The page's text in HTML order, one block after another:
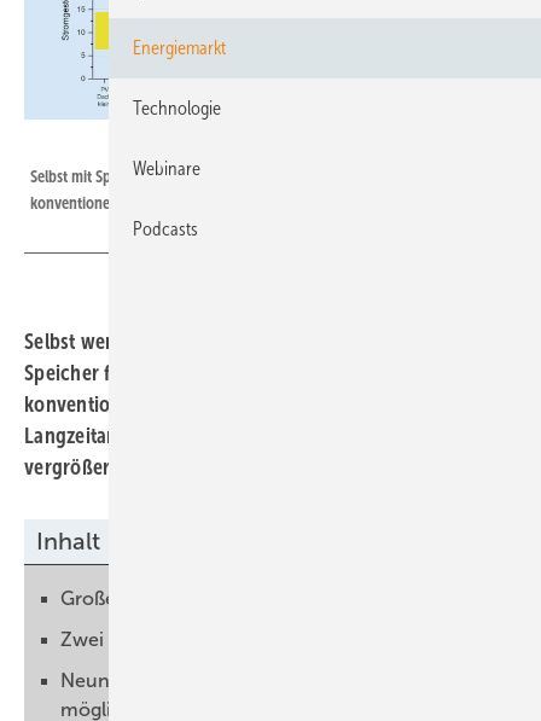
Selbst mit Speicher sind neue Solaranlagen im Vergleich zu den Kosten der
konventionellen Kraftwerke konkurrenzfähig.
Selbst wenn der erzeugte Solarstrom noch durch einen
Speicher fließt, kann er es mit Blick auf die Kosten mit
konventionellen Kraftwerken locker aufnehmen. Die
Langzeitanalyse zeigt, dass sich der Vorteil noch
vergrößert.
Inhalt
Große Bandbreite bei den Kosten
Zwei bis vier Cent mehr durch Speicher
Neun Cent für Dachanlage mit Speicher sind
möglich
Energiemarkt
Technologie
Webinare
Podcasts